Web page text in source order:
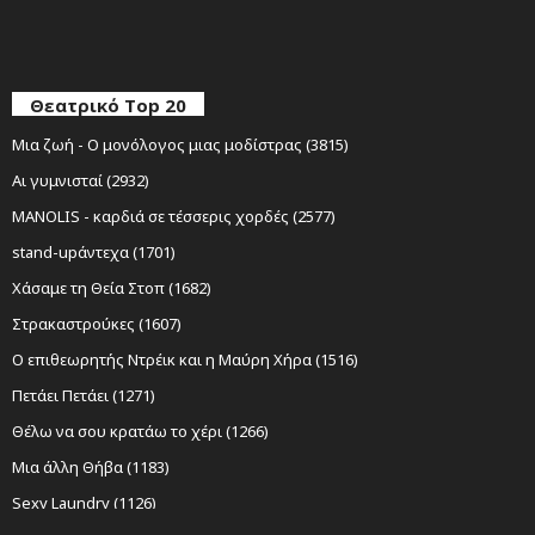
Θεατρικό Top 20
Μια ζωή - Ο μονόλογος μιας μοδίστρας (3815)
Αι γυμνισταί (2932)
MANOLIS - καρδιά σε τέσσερις χορδές (2577)
stand-upάντεχα (1701)
Χάσαμε τη Θεία Στοπ (1682)
Στρακαστρούκες (1607)
Ο επιθεωρητής Ντρέικ και η Μαύρη Χήρα (1516)
Πετάει Πετάει (1271)
Θέλω να σου κρατάω το χέρι (1266)
Μια άλλη Θήβα (1183)
Sexy Laundry (1126)